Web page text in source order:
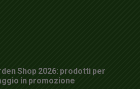
Shop 2026: prodotti per
in promozione